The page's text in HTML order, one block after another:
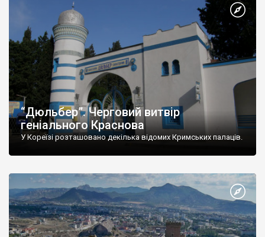
“Дюльбер”. Черговий витвір
геніального Краснова
У Кореїзі розташовано декілька відомих Кримських палаців.